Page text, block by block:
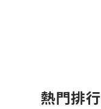
熱門排行